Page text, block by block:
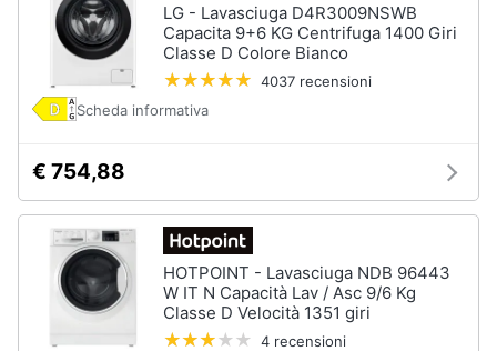
LG - Lavasciuga D4R3009NSWB
Capacita 9+6 KG Centrifuga 1400 Giri
Classe D Colore Bianco
4037 recensioni
Scheda informativa
€ 754,88
HOTPOINT - Lavasciuga NDB 96443
W IT N Capacità Lav / Asc 9/6 Kg
Classe D Velocità 1351 giri
4 recensioni